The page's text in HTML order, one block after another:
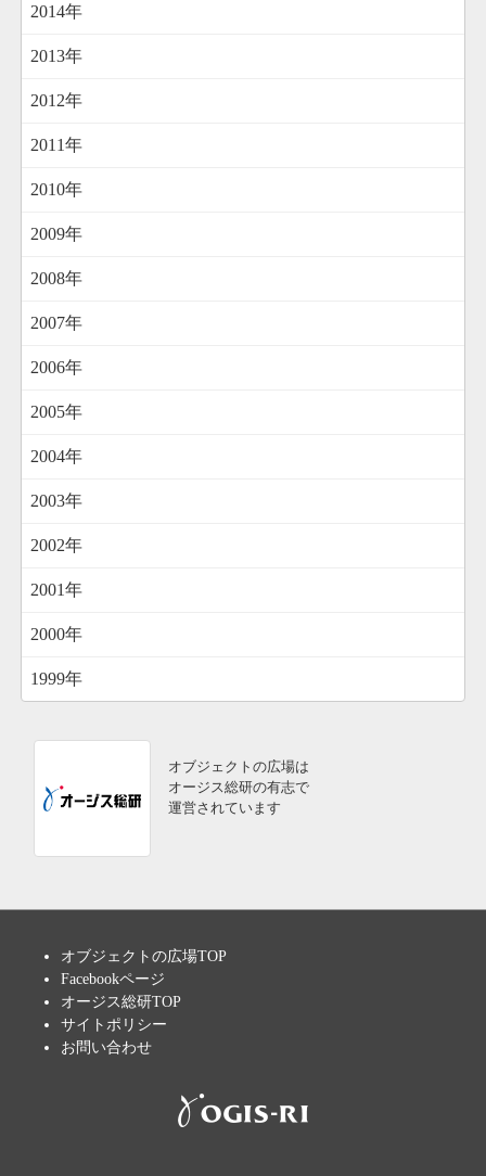
2014年
2013年
2012年
2011年
2010年
2009年
2008年
2007年
2006年
2005年
2004年
2003年
2002年
2001年
2000年
1999年
オブジェクトの広場は
オージス総研の有志で
運営されています
オブジェクトの広場TOP
Facebookページ
オージス総研TOP
サイトポリシー
お問い合わせ